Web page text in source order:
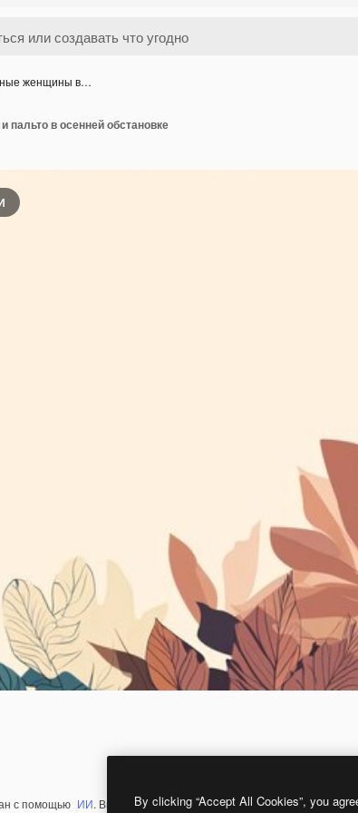
женщины в…
с помощью ИИ. Вы можете создать свой собственный с
в осенней обстановке
By clicking “Accept All Cookies”, you